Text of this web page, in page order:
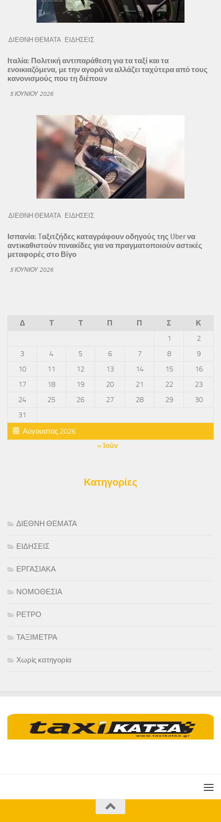
ΔΙΕΘΝΗ ΘΕΜΑΤΑ ΕΙΔΗΣΕΙΣ
Ιταλία: Πολιτική αντιπαράθεση για τα ταξί και τα
ενοικιαζόμενα, με την αγορά να αλλάζει ταχύτερα από τους
κανονισμούς που τη διέπουν
5 ΙΟΥΝΊΟΥ 2026
ΔΙΕΘΝΗ ΘΕΜΑΤΑ ΕΙΔΗΣΕΙΣ
Ισπανία: Tαξιτζήδες καταγράφουν οδηγούς της Uber να
αντικαθιστούν πινακίδες για να πραγματοποιούν αστικές
μεταφορές στο Βίγο
5 ΙΟΥΝΊΟΥ 2026
Αύγουστος 2026
Δ Τ Τ Π Π Σ
Κ
1
2
3
4 5 6 7 8
9
10
11 12 13 14 15
16
17
18 19 20 21 22
23
24
25 26 27 28 29
30
31
« Ιούν
Κατηγορίες
ΔΙΕΘΝΗ ΘΕΜΑΤΑ
ΕΙΔΗΣΕΙΣ
ΕΡΓΑΣΙΑΚΑ
ΝΟΜΟΘΕΣΙΑ
ΡΕΤΡΟ
ΤΑΞΙΜΕΤΡΑ
Χωρίς κατηγορία